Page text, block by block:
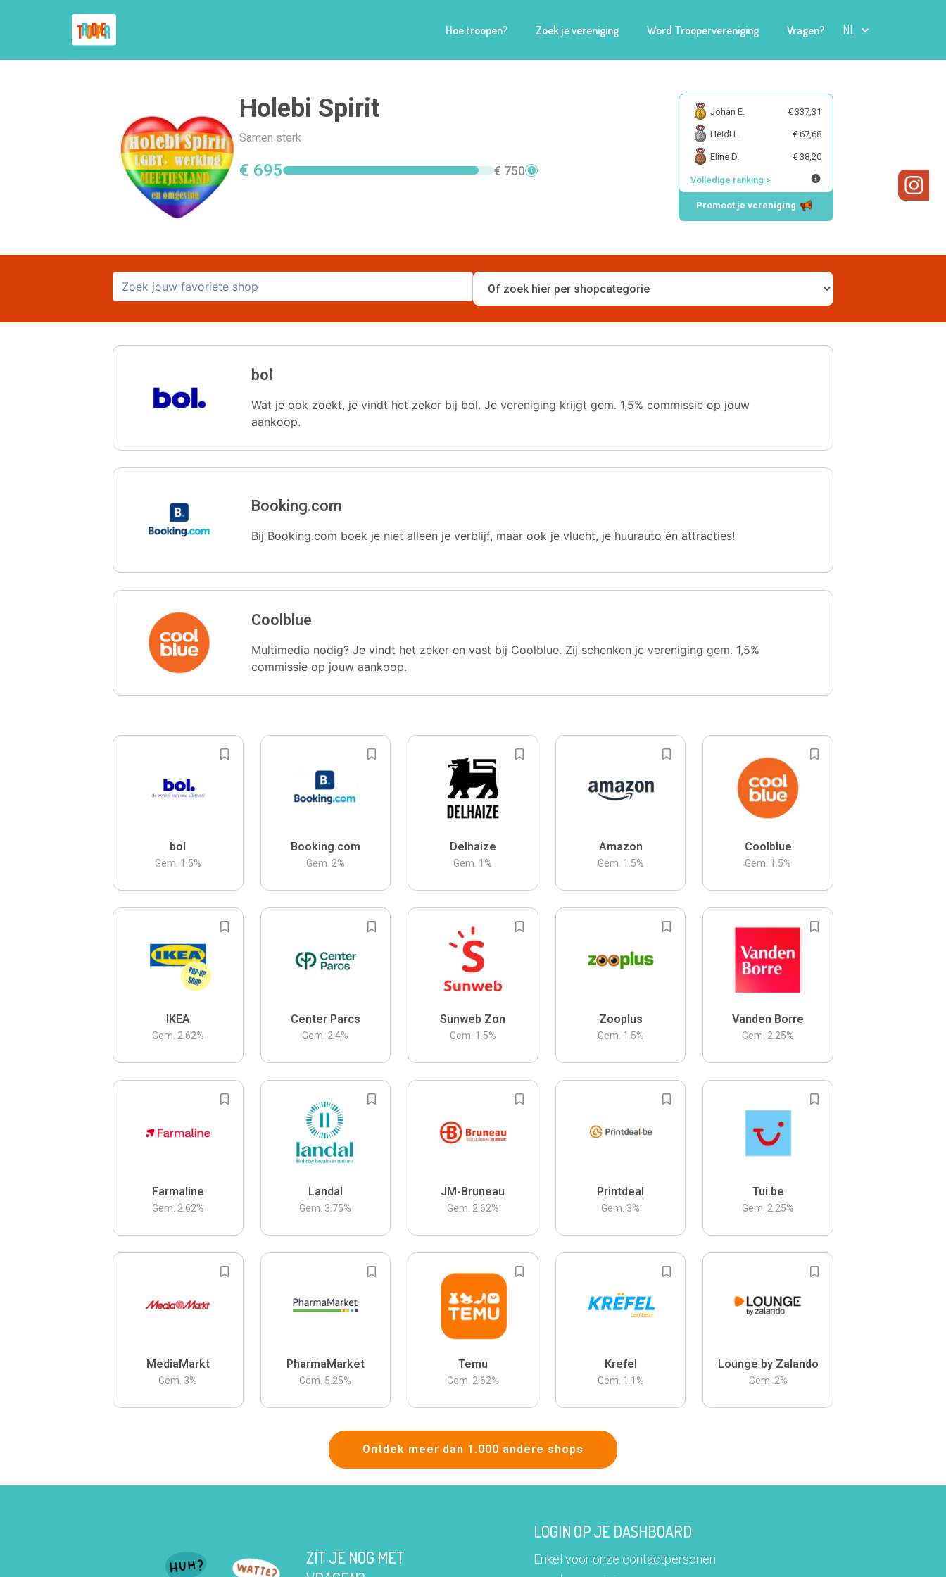
Hoe troopen? Zoek je vereniging Word Troopervereniging Vragen? NL
Holebi Spirit
Samen sterk
€ 695 € 750
Johan E. € 337,31
Heidi L. € 67,68
Eline D. € 38,20
Volledige ranking >
Promoot je vereniging
bol
Wat je ook zoekt, je vindt het zeker bij bol. Je vereniging krijgt gem. 1,5% commissie op jouw
aankoop.
Booking.com
Bij Booking.com boek je niet alleen je verblijf, maar ook je vlucht, je huurauto én attracties!
Coolblue
Multimedia nodig? Je vindt het zeker en vast bij Coolblue. Zij schenken je vereniging gem. 1,5%
commissie op jouw aankoop.
bol
Gem. 1.5%
Booking.com
Gem. 2%
Delhaize
Gem. 1 %
Amazon
Gem. 1.5%
Coolblue
Gem. 1.5%
IKEA
Gem. 2.62%
Center Parcs
Gem. 2.4%
Sunweb Zon
Gem. 1.5%
Zooplus
Gem. 1.5%
Vanden Borre
Gem. 2.25%
Farmaline
Gem. 2.62%
Landal
Gem. 3.75%
JM-Bruneau
Gem. 2.62%
Printdeal
Gem. 3%
Tui.be
Gem. 2.25%
MediaMarkt
Gem. 3%
PharmaMarket
Gem. 5.25%
Temu
Gem. 2.62%
Krefel
Gem. 1.1 %
Lounge by Zalando
Gem. 2%
Ontdek meer dan 1.000 andere shops
ZIT JE NOG MET
LOGIN OP JE DASHBOARD
Enkel voor onze contactpersonen